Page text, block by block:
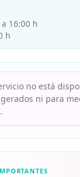
a 16:00 h
h
no está
ni para